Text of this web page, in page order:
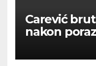
Carević
nakon